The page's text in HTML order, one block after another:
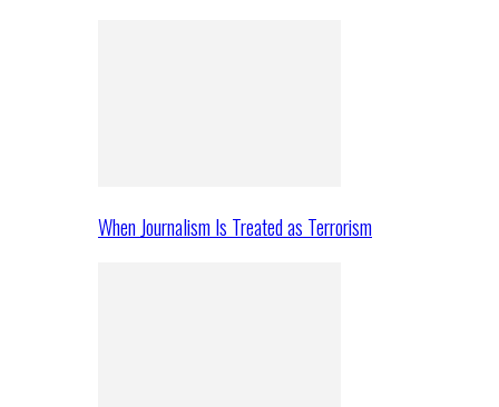
When Journalism Is Treated as Terrorism